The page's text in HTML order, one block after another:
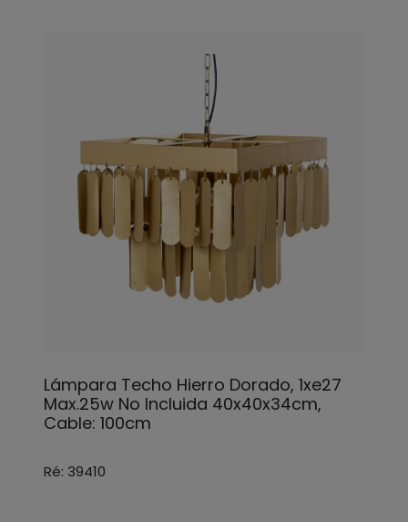
Lámpara Techo Hierro Dorado, 1xe27
Max.25w No Incluida 40x40x34cm,
Cable: 100cm
Ré: 39410